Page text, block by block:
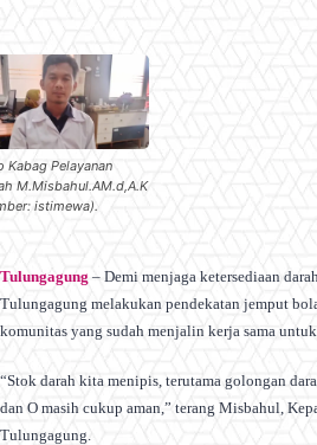
Kabag Pelayanan
M.Misbahul.AM.d,A.K
istimewa).
Tulungagung – Demi menjaga ketersediaan
Tulungagung melakukan pendekatan jemput
komunitas yang sudah menjalin kerja sama
“Stok darah kita menipis, terutama golongan
dan O masih cukup aman,” terang Misbahul,
Tulungagung.